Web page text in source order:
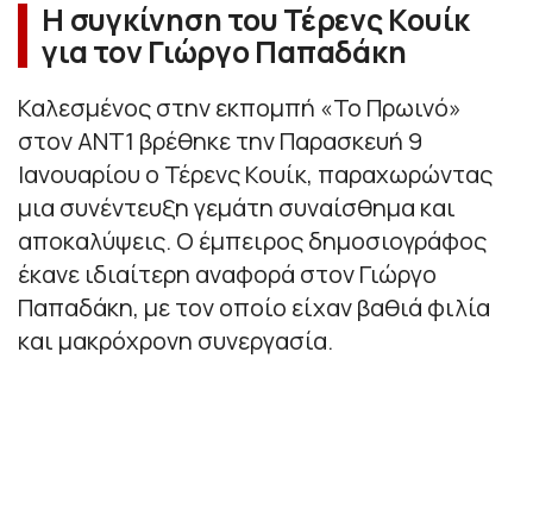
Η συγκίνηση του Τέρενς Κουίκ
για τον Γιώργο Παπαδάκη
Καλεσμένος στην εκπομπή «Το Πρωινό»
στον ΑΝΤ1 βρέθηκε την Παρασκευή 9
Ιανουαρίου ο Τέρενς Κουίκ, παραχωρώντας
μια συνέντευξη γεμάτη συναίσθημα και
αποκαλύψεις. Ο έμπειρος δημοσιογράφος
έκανε ιδιαίτερη αναφορά στον Γιώργο
Παπαδάκη, με τον οποίο είχαν βαθιά φιλία
και μακρόχρονη συνεργασία.